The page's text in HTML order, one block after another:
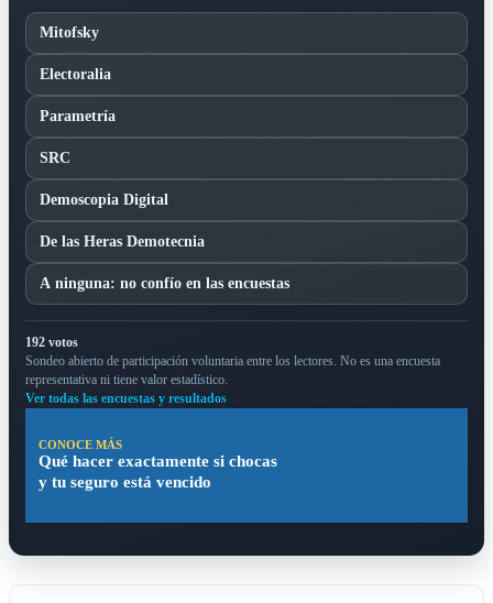
Mitofsky
Electoralia
Parametría
SRC
Demoscopia Digital
De las Heras Demotecnia
A ninguna: no confío en las encuestas
192 votos
Sondeo abierto de participación voluntaria entre los lectores. No es una encuesta
representativa ni tiene valor estadístico.
Ver todas las encuestas y resultados
CONOCE MÁS
Qué hacer exactamente si chocas
y tu seguro está vencido